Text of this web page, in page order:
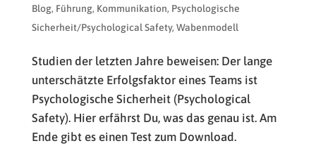
Blog, Führung, Kommunikation, Psychologische
Sicherheit/Psychological Safety, Wabenmodell
Studien der letzten Jahre beweisen: Der lange
unterschätzte Erfolgsfaktor eines Teams ist
Psychologische Sicherheit (Psychological
Safety). Hier erfährst Du, was das genau ist. Am
Ende gibt es einen Test zum Download.